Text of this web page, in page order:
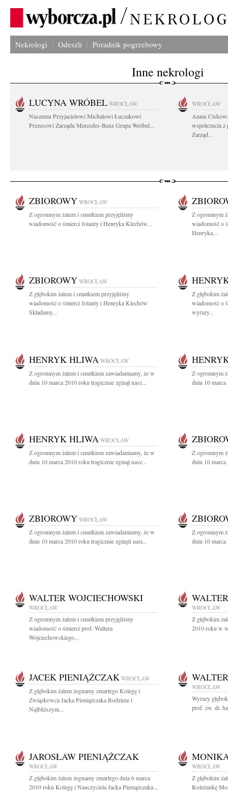
Nekrologi Odeszli Poradnik pogrzebowy
Inne nekrologi
LUCYNA WRÓBEL WROCŁAW
Naszemu Przyjacielowi Michałowi Łuczakowi
Prezesowi Zarządu Mercedes-Benz Grupa Wróbel...
WROCŁAW
Annie
współczucia
Zarząd...
ZBIOROWY WROCŁAW
Z ogromnym żalem i smutkiem przyjęliśmy
wiadomość o śmierci Jolanty i Henryka Klechów...
Z ogromnym
wiadomość o
Henryka...
ZBIOROWY WROCŁAW
Z głębokim żalem i smutkiem przyjęliśmy
wiadomość o śmierci Jolanty i Henryka Klechów
Składamy...
Z głębokim
wiadomość o
wyrazy...
HENRYK HLIWA WROCŁAW
Z ogromnym żalem i smutkiem zawiadamiamy, że w
dniu 10 marca 2010 roku tragicznie zginął nasz...
Z ogromnym
dniu 10 marca
HENRYK HLIWA WROCŁAW
Z ogromnym żalem i smutkiem zawiadamiamy, że w
dniu 10 marca 2010 roku tragicznie zginął nasz...
Z ogromnym
dniu 10
ZBIOROWY WROCŁAW
Z ogromnym żalem i smutkiem zawiadamiamy, że w
dniu 10 marca 2010 roku tragicznie zginęli nasi...
Z ogromnym
dniu 10
WALTER WOJCIECHOWSKI
WROCŁAW
Z ogromnym żalem i smutkiem przyjęliśmy
wiadomość o śmierci prof. Waltera
Wojciechowskiego...
WROCŁAW
Z głębokim
2010 roku w
JACEK PIENIĄŻCZAK WROCŁAW
Z głębokim żalem żegnamy zmarłego Kolegę i
Związkowca Jacka Pieniążczaka Rodzinie i
Najbliższym...
WROCŁAW
Wyrazy
prof. zw. dr.
JAROSŁAW PIENIĄŻCZAK
WROCŁAW
Z głębokim żalem żegnamy zmarłego dnia 6 marca
2010 roku Kolegę i Nauczyciela Jacka Pieniążczaka...
WROCŁAW
Z głębokim
Koleżankę